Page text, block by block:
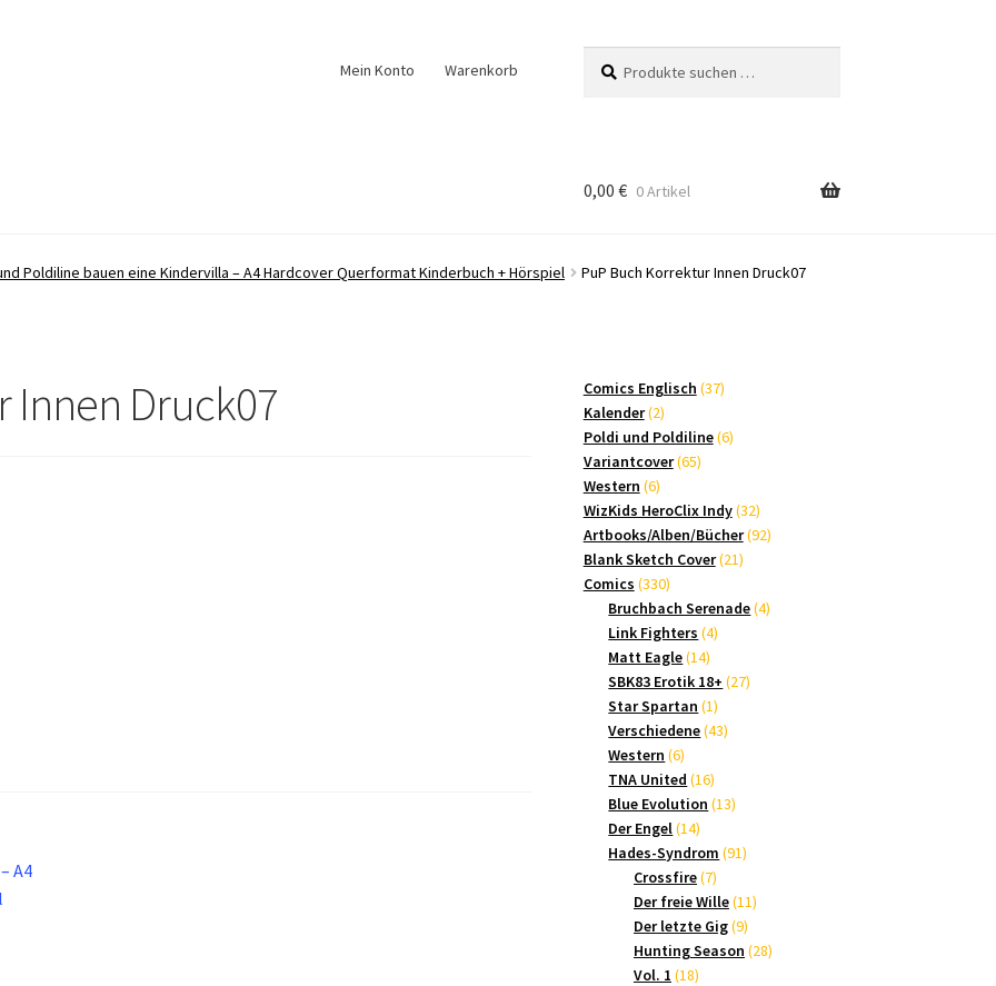
Mein Konto Warenkorb
nach:
0,00 € 0 Artikel
Poldiline bauen eine Kindervilla – A4 Hardcover Querformat Kinderbuch + Hörspiel PuP Buch Korrektur Innen Druck07
Innen Druck07
A4
Comics Englisch 3737
Kalender 22
Produkte
Poldi und Poldiline 66
Variantcover 6565
Western 66
Produkte
WizKids HeroClix Indy 3232
Produkte
Artbooks/Alben/Bücher 9292
Blank Sketch Cover 2121
Comics 330330
Produkte
Bruchbach Serenade 44
Link Fighters 44
Matt Eagle 1414
Produkte
SBK83 Erotik 18+ 2727
Star Spartan 11
Produkt
Verschiedene 4343
Western 66
Produkte
TNA United 1616
Produkte
Blue Evolution 1313
Der Engel 1414
Produkte
Hades-Syndrom 9191
Crossfire 77
Produkte
Der freie Wille 1111
Der letzte Gig 99
Produkte
Hunting Season 2828
Vol. 1 1818